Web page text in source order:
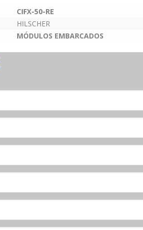
CIFX-50-RE
HILSCHER
MÓDULOS EMBARCADOS